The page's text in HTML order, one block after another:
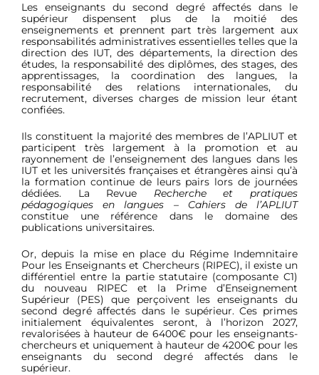
Les enseignants du second degré affectés dans le
supérieur dispensent plus de la moitié des
enseignements et prennent part très largement aux
responsabilités administratives essentielles telles que la
direction des IUT, des départements, la direction des
études, la responsabilité des diplômes, des stages, des
apprentissages, la coordination des langues, la
responsabilité des relations internationales, du
recrutement, diverses charges de mission leur étant
confiées.
Ils constituent la majorité des membres de l’APLIUT et
participent très largement à la promotion et au
rayonnement de l’enseignement des langues dans les
IUT et les universités françaises et étrangères ainsi qu’à
la formation continue de leurs pairs lors de journées
dédiées. La Revue Recherche et pratiques
pédagogiques en langues – Cahiers de l’APLIUT
constitue une référence dans le domaine des
publications universitaires.
Or, depuis la mise en place du Régime Indemnitaire
Pour les Enseignants et Chercheurs (RIPEC), il existe un
différentiel entre la partie statutaire (composante C1)
du nouveau RIPEC et la Prime d’Enseignement
Supérieur (PES) que perçoivent les enseignants du
second degré affectés dans le supérieur. Ces primes
initialement équivalentes seront, à l’horizon 2027,
revalorisées à hauteur de 6400€ pour les enseignants-
chercheurs et uniquement à hauteur de 4200€ pour les
enseignants du second degré affectés dans le
supérieur.